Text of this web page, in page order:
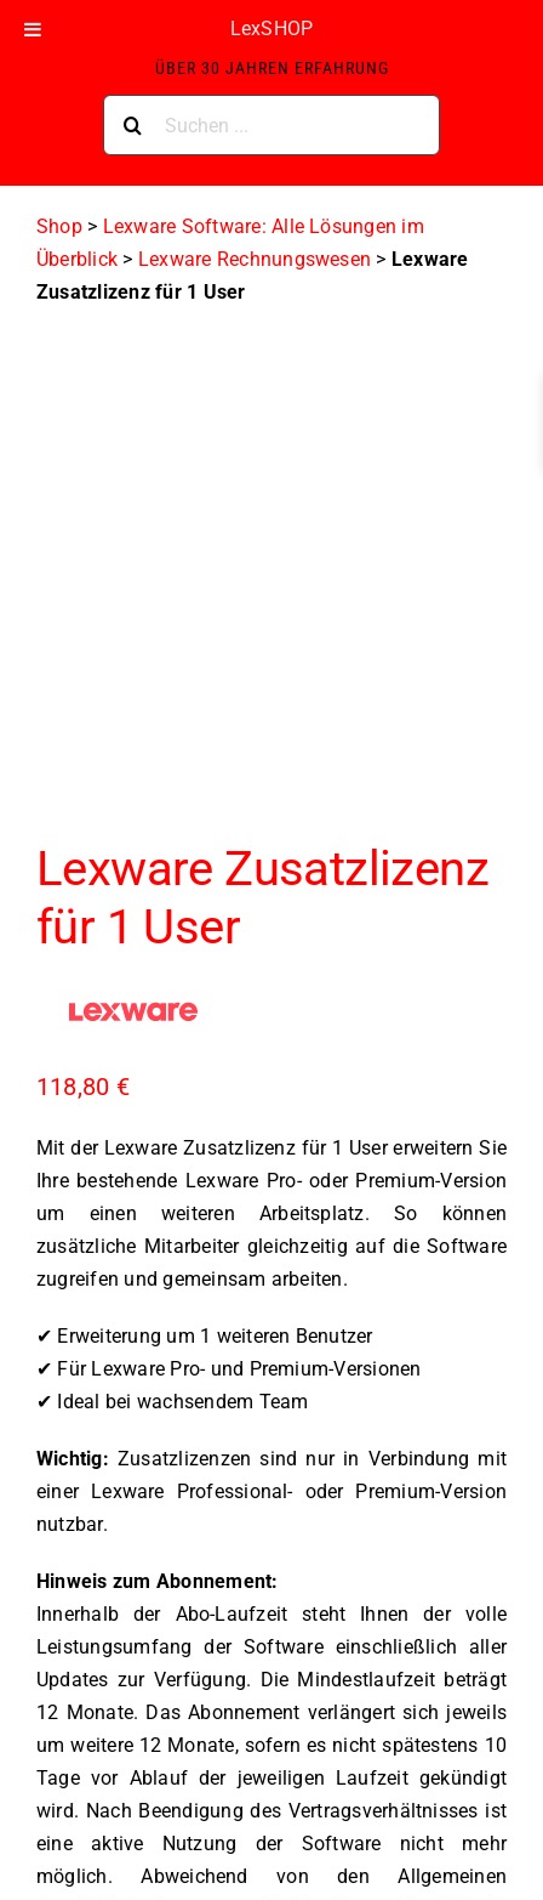
LexSHOP
ZERTIFIZIERTER LEXWARE GOLD-PARTNER MIT
ÜBER 30 JAHREN ERFAHRUNG
nach:
Shop> Lexware Software: Alle Lösungen im
Überblick > Lexware Rechnungswesen > Lexware
Zusatzlizenz für 1 User
Lexware Zusatzlizenz
für 1 User
118,80 €
Mit der Lexware Zusatzlizenz für 1 User erweitern Sie
Ihre bestehende Lexware Pro- oder Premium-Version
um einen weiteren Arbeitsplatz. So können
zusätzliche Mitarbeiter gleichzeitig auf die Software
zugreifen und gemeinsam arbeiten.
✔ Erweiterung um 1 weiteren Benutzer
✔ Für Lexware Pro- und Premium-Versionen
✔ Ideal bei wachsendem Team
Wichtig: Zusatzlizenzen sind nur in Verbindung mit
einer Lexware Professional- oder Premium-Version
nutzbar.
Hinweis zum Abonnement:
Innerhalb der Abo-Laufzeit steht Ihnen der volle
Leistungsumfang der Software einschließlich aller
Updates zur Verfügung. Die Mindestlaufzeit beträgt
12 Monate. Das Abonnement verlängert sich jeweils
um weitere 12 Monate, sofern es nicht spätestens 10
Tage vor Ablauf der jeweiligen Laufzeit gekündigt
wird. Nach Beendigung des Vertragsverhältnisses ist
eine aktive Nutzung der Software nicht mehr
möglich. Abweichend von den Allgemeinen